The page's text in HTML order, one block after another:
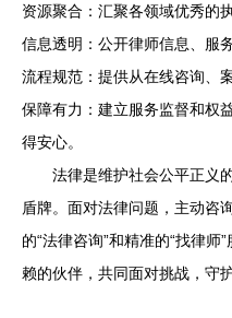
资源聚合：汇聚各领域优秀的
信息透明：公开律师信息、服
流程规范：提供从在线咨询、
保障有力：建立服务监督和权
得安心。
法律是维护社会公平正义
盾牌。面对法律问题，主动咨
的“法律咨询”和精准的“找律师
赖的伙伴，共同面对挑战，守